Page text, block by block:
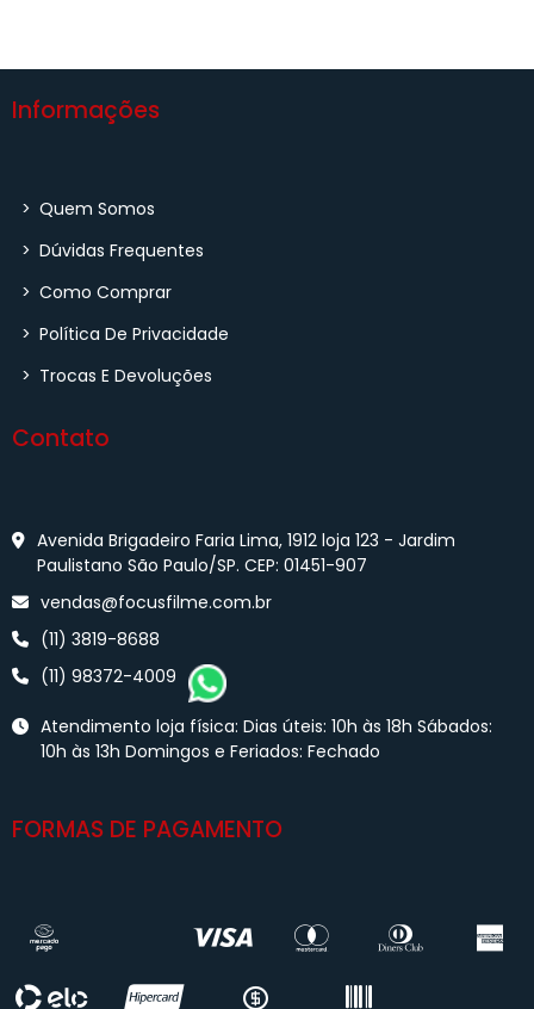
Informações
> Quem Somos
> Dúvidas Frequentes
> Como Comprar
> Política De Privacidade
> Trocas E Devoluções
Contato
Avenida Brigadeiro Faria Lima, 1912 loja 123 - Jardim
Paulistano São Paulo/SP. CEP: 01451-907
vendas@focusfilme.com.br
(11) 3819-8688
(11) 98372-4009
Atendimento loja física: Dias úteis: 10h às 18h Sábados:
10h às 13h Domingos e Feriados: Fechado
FORMAS DE PAGAMENTO